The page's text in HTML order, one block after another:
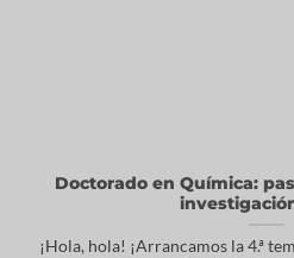
Doctorado en Química:
¡Hola, hola! ¡Arrancamos la 4.ª